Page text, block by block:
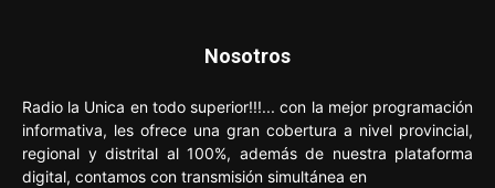
Nosotros
Radio la Unica en todo superior!!!... con la mejor programación
informativa, les ofrece una gran cobertura a nivel provincial,
regional y distrital al 100%, además de nuestra plataforma
digital, contamos con transmisión simultánea en